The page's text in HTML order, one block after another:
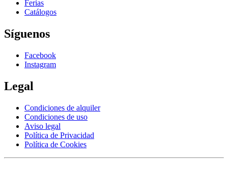
Ferias
Catálogos
Síguenos
Facebook
Instagram
Legal
Condiciones de alquiler
Condiciones de uso
Aviso legal
Política de Privacidad
Política de Cookies